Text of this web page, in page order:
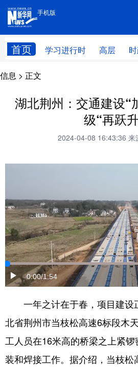
手机版
首页 学习进行时 高层
手机版
网站地图
学习进行时
国际 财经
思客智库 全
科创
文化 书画
法律 中央文件
食品 人居
学术中国 乡村振兴
城市 旅游
文化产业
信息 > 正文
湖北荆州：交通建设“
级“再跃
2024-04-08 16:43:36 来
0:00/1:54
一年之计在于春，项目建设
北省荆州市当枝松高速6标段木
工人员在16米高的桥梁之上紧
装和焊接工作。据介绍，当枝松